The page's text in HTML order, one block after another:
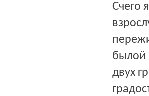
Счего я так уверенно говорю об этом? С того, что всю свою
былой
двух